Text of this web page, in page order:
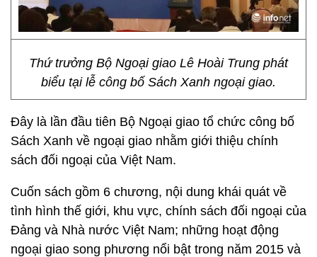
Thứ trưởng Bộ Ngoại giao Lê Hoài Trung phát
biểu tại lễ công bố Sách Xanh ngoại giao.
Đây là lần đầu tiên Bộ Ngoại giao tổ chức công bố
Sách Xanh về ngoại giao nhằm giới thiệu chính
sách đối ngoại của Việt Nam.
Cuốn sách gồm 6 chương, nội dung khái quát về
tình hình thế giới, khu vực, chính sách đối ngoại của
Đảng và Nhà nước Việt Nam; những hoạt động
ngoại giao song phương nổi bật trong năm 2015 và